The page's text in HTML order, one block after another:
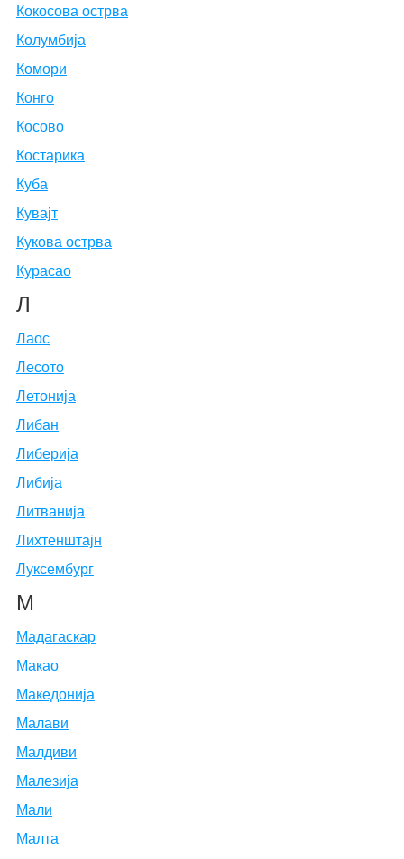
Кокосова острва
Колумбија
Комори
Конго
Косово
Костарика
Куба
Кувајт
Кукова острва
Курасао
Л
Лаос
Лесото
Летонија
Либан
Либерија
Либија
Литванија
Лихтенштајн
Луксембург
М
Мадагаскар
Макао
Македонија
Малави
Малдиви
Малезија
Мали
Малта